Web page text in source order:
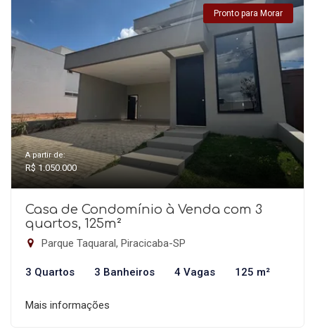
Pronto para Morar
A partir de:
R$ 1.050.000
Casa de Condomínio à Venda com 3
quartos, 125m²
Parque Taquaral, Piracicaba-SP
3 Quartos 3 Banheiros 4 Vagas 125 m²
Mais informações